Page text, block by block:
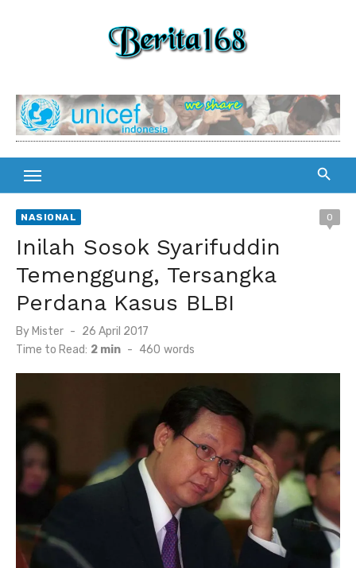
NASIONAL 0
Inilah Sosok Syarifuddin
Temenggung, Tersangka
Perdana Kasus BLBI
By Mister
Posted
on
26 April 2017
Time to Read: 2 min - 460 words